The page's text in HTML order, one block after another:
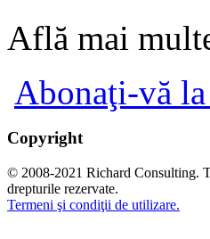
Află mai
Abonaţi-vă
Copyright
© 2008-2021 Richard Consulting.
drepturile rezervate.
Termeni şi condiţii de utilizare.